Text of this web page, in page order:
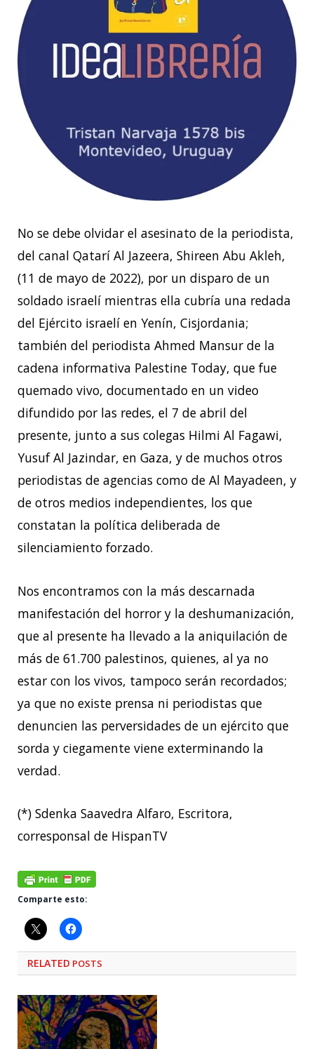
No se debe olvidar el asesinato de la periodista,
del canal Qatarí Al Jazeera, Shireen Abu Akleh,
(11 de mayo de 2022), por un disparo de un
soldado israelí mientras ella cubría una redada
del Ejército israelí en Yenín, Cisjordania;
también del periodista Ahmed Mansur de la
cadena informativa Palestine Today, que fue
quemado vivo, documentado en un video
difundido por las redes, el 7 de abril del
presente, junto a sus colegas Hilmi Al Fagawi,
Yusuf Al Jazindar, en Gaza, y de muchos otros
periodistas de agencias como de Al Mayadeen, y
de otros medios independientes, los que
constatan la política deliberada de
silenciamiento forzado.
Nos encontramos con la más descarnada
manifestación del horror y la deshumanización,
que al presente ha llevado a la aniquilación de
más de 61.700 palestinos, quienes, al ya no
estar con los vivos, tampoco serán recordados;
ya que no existe prensa ni periodistas que
denuncien las perversidades de un ejército que
sorda y ciegamente viene exterminando la
verdad.
(*) Sdenka Saavedra Alfaro, Escritora,
corresponsal de HispanTV
Comparte esto:
RELATED POSTS